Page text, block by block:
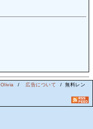
Olivia / 広告について
/ 無料レン